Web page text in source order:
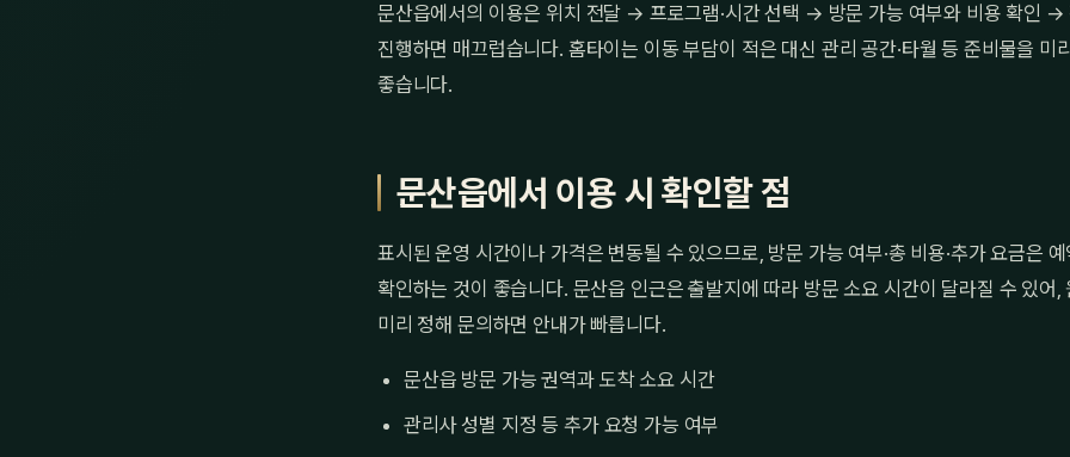
문산읍에서의 이용은 위치 전달 → 프로그램·시간 선택 → 방문 가능 여부와 비용 확인 →
진행하면 매끄럽습니다. 홈타이는 이동 부담이 적은 대신 관리 공간·타월 등 준비물을 미
좋습니다.
문산읍에서 이용 시 확인할 점
표시된 운영 시간이나 가격은 변동될 수 있으므로, 방문 가능 여부·총 비용·추가 요금은
확인하는 것이 좋습니다. 문산읍 인근은 출발지에 따라 방문 소요 시간이 달라질 수 있어,
미리 정해 문의하면 안내가 빠릅니다.
문산읍 방문 가능 권역과 도착 소요 시간
관리사 성별 지정 등 추가 요청 가능 여부